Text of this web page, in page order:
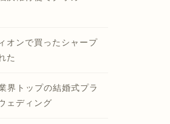
オンで買ったシャープ
た
界トップの結婚式プラ
ェディング